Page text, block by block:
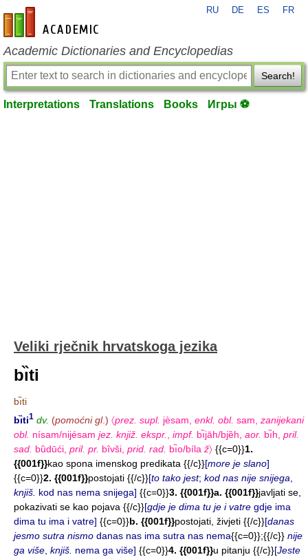
en-academic.com
RU DE ES FR
Academic Dictionaries and Encyclopedias
Search!
Interpretations Translations Books Игры ⚽
Veliki rječnik hrvatskoga jezika
bı̏ti
bı̏ti
bı̏ti1 dv. (pomoćni gl.) 〈prez. supl. jèsam, enkl. obl. sam, zanijekani
obl. nísam/nijésam jez. knjiž. ekspr. impf. bı̏jāh/bjȅh, aor. bı̏h, pril.
sad. bȕdūći, pril. pr. bîvši, prid. rad. bı̏o/bíla ž〉 {{c=0}}1.
{{001f}}kao spona imenskog predikata {{/c}}[more je slano]
{{c=0}}2. {{001f}}postojati {{/c}}[to tako jest; kod nas nije snijega
knjiš. kod nas nema snijega] {{c=0}}3. {{001f}}a. {{001f}}javljati se,
pokazivati se kao pojava {{/c}}[gdje je dima tu je i vatre gdje ima
dima tu ima i vatre] {{c=0}}b. {{001f}}postojati, živjeti {{/c}}[danas
jesmo sutra nismo danas nas ima sutra nas nema{{c=0}};{{/c}} nije
ga više knjiš. nema ga više] {{c=0}}4. {{001f}}u pitanju {{/c}}[Jeste